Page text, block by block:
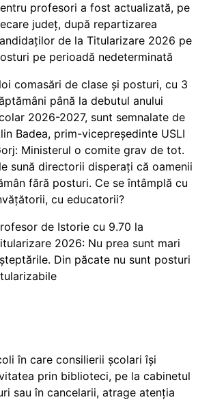
profesori a fost actualizată, pe
județ, după repartizarea
de la Titularizare 2026 pe
pe perioadă nedeterminată
comasări de clase și posturi, cu 3
până la debutul anului
2026-2027, sunt semnalate de
Badea, prim-vicepreședinte USLI
Ministerul o comite grav de tot.
sună directorii disperați că oamenii
fără posturi. Ce se întâmplă cu
cu educatorii?
de Istorie cu 9.70 la
2026: Nu prea sunt mari
Din păcate nu sunt posturi
în care consilierii școlari își
prin biblioteci, pe la cabinetul
sau în cancelarii, atrage atenția